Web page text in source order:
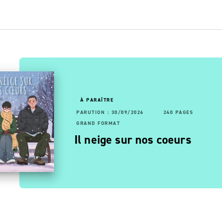
PAGES: 24/06/2026
192 PAGES
FORMAT
6ème sans problème
À PARAÎTRE
PARUTION : 30/09/2026
240 PAGES
GRAND FORMAT
Il neige sur nos coeurs